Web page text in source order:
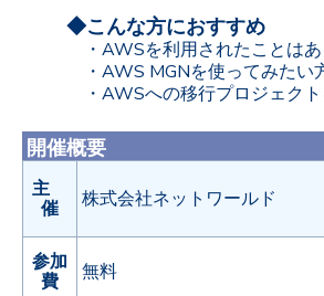
◆こんな方におすすめ
・AWSを利用されたことは
・AWS MGNを使ってみたい
・AWSへの移行プロジェク
開催概要
主
催
株式会社ネットワールド
参加
費
無料